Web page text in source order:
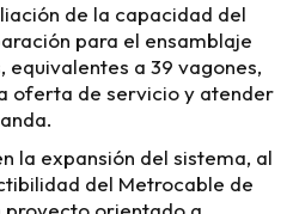
de la capacidad del
para el ensamblaje
equivalentes a 39 vagones,
oferta de servicio y atender
la expansión del sistema, al
del Metrocable de